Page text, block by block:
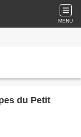
MENU
du Petit